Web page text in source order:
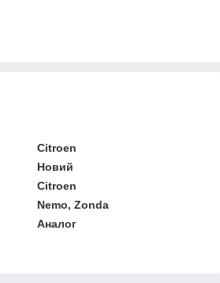
Citroen
Новий
Citroen
Nemo, Zonda
Аналог